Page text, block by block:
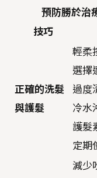
預防勝於治
技巧
正確的洗髮
與護髮
輕柔
選擇
過度
冷水
護髮
定期
減少